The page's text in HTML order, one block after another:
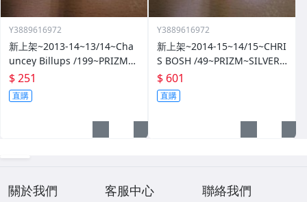
Y3889616972
新上架~2013-14~13/14~Cha
uncey Billups /199~PRIZM~S
ILVER~藍亮~限量/199~10601
14-1
$ 251
直購
Y3889616972
新上架~2014-15~14/15~CHRI
S BOSH /49~PRIZM~SILVER~
紅亮~低限量/49~1060114-1
$ 601
直購
關於我們 客服中心 聯絡我們